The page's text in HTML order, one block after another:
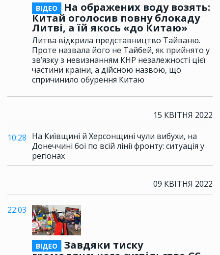
ВІДЕО
На ображених воду возять:
Китай оголосив повну блокаду
Литві, а їй якось «до Китаю»
Литва відкрила представництво Тайваню.
Проте назвала його не Тайбей, як прийнято у
зв’язку з невизнанням КНР незалежності цієї
частини країни, а дійсною назвою, що
спричинило обурення Китаю
15 КВІТНЯ 2022
10:28 На Київщині й Херсонщині чули вибухи, на
Донеччині бої по всій лінії фронту: ситуація у
регіонах
09 КВІТНЯ 2022
22:03
ВІДЕО
Завдяки тиску